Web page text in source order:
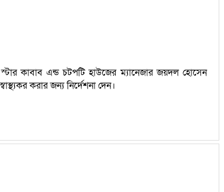
কাবাব এন্ড চটপটি হাউজের ম্যানেজার জয়দল হোসেন
করার জন্য নির্দেশনা দেন।